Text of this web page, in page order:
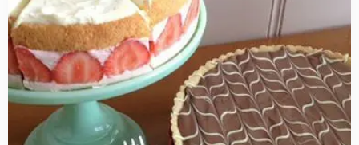
2013